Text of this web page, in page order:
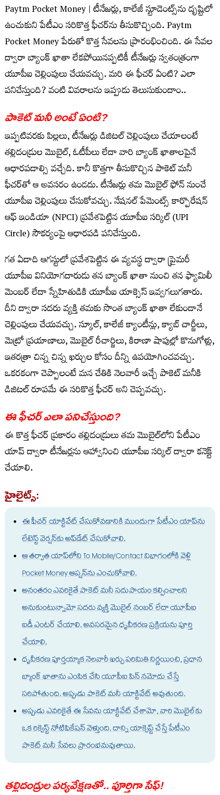
Paytm Pocket Money | టీనేజర్లు, కాలేజీ స్టూడెంట్స్‌ను దృష్టిలో
ఉంచుకుని పేటీఎం సరికొత్త ఫీచర్‌ను తీసుకొచ్చింది.Paytm
Pocket Moneyపేరుతో కొత్త సేవలను ప్రారంభించింది. ఈ సేవల
ద్వారా బ్యాంక్ ఖాతా లేకపోయినప్పటికీ టీనేజర్లు స్వతంత్రంగా
యూపీఐ చెల్లింపులు చేయవచ్చు. మరి ఈ ఫీచర్ ఏంటి? ఎలా
పనిచేస్తుంది? వంటి వివరాలను ఇప్పుడు తెలుసుకుందాం..
పాకెట్ మనీ అంటే ఏంటి?
ఇప్పటివరకు పిల్లలు, టీనేజర్లు డిజిటల్ చెల్లింపులు చేయాలంటే
తల్లిదండ్రుల మొబైల్, ఓటీపీలు లేదా వారి బ్యాంక్ ఖాతాలపైనే
ఆధారపడాల్సి వచ్చేది. కానీ కొత్తగా తీసుకొచ్చిన పాకెట్ మనీ
ఫీచర్‌తో ఆ అవసరం ఉండదు. టీనేజర్లు తమ మొబైల్‌ ఫోన్ నుంచే
యూపీఐ చెల్లింపులు చేసుకోవచ్చు. నేషనల్ పేమెంట్స్ కార్పొరేషన్
ఆఫ్ ఇండియా (NPCI)ప్రవేశపెట్టిన యూపీఐ సర్కిల్ (UPI
Circle)సౌకర్యంపై ఆధారపడి పనిచేస్తుంది.
గత ఏడాది ఆగస్టులో ప్రవేశపెట్టిన ఈ వ్యవస్థ ద్వారా ప్రైమరీ
యూపీఐ వినియోగదారుడు తన బ్యాంక్ ఖాతా నుంచి తన ఫ్యామిలీ
మెంబర్ లేదా స్నేహితుడికి యూపీఐ యాక్సెస్ ఇవ్వగలుగతారు.
దీని ద్వారా సదరు వ్యక్తి తమకు సొంత బ్యాంక్ ఖాతా లేకుండానే
చెల్లింపులు చేయవచ్చు. స్కూల్, కాలేజీ క్యాంటీన్లు, క్యాబ్ చార్జీలు,
మెట్రో ప్రయాణాలు, మొబైల్ రీచార్జిలు, కిరాణా షాపుల్లో కొనుగోళ్లు,
ఇతరత్రా చిన్న చిన్న ఖర్చుల కోసం దీన్ని ఉపయోగించవచ్చు.
ఒకరకంగా చెప్పాలంటే మన చేతికి నెలవారీ ఇచ్చే పాకెట్ మనీకి
డిజిటల్ రూపమే ఈ సరికొత్త ఫీచర్ అని చెప్పవచ్చు.
ఈ ఫీచర్ ఎలా పనిచేస్తుంది?
ఈ కొత్త ఫీచర్ ప్రకారం తల్లిదండ్రులు తమ మొబైల్‌లోని పేటీఎం
యాప్ ద్వారా టీనేజర్లను ఆహ్వానించి యూపీఐ సర్కిల్ ద్వారా కనెక్ట్
చేయాలి.
హైలైట్స్:
ఈ ఫీచర్ యాక్టివేట్ చేసుకోవడానికి ముందుగా పేటీఎం యాప్‌ను
లేటెస్ట్ వెర్షన్‌కు అప్‌డేట్ చేసుకోవాలి.
ఆ తర్వాత యాప్‌లోనిTo Mobile/Contactవిభాగంలోకి వెళ్లి
Pocket Moneyఆప్షన్‌ను ఎంచుకోవాలి.
అనంతరం ఎవరికైతే పాకెట్ మనీ సదుపాయం కల్పించాలని
అనుకుంటున్నామో సదరు వ్యక్తి మొబైల్ నంబర్ లేదా యూపీఐ
ఐడీ ఎంటర్ చేయాలి. అవసరమైన ధృవీకరణ ప్రక్రియను పూర్తి
చేయాలి.
ధృవీకరణ పూర్తయ్యాక నెలవారీ ఖర్చు పరిమితి నిర్ణయించి, ప్రధాన
బ్యాంక్ ఖాతాను ఎంపిక చేసి యూపీఐ పిన్ నమోదు చేస్తే
సరిపోతుంది. అప్పుడు పాకెట్ మనీ యాక్టివేట్ అవుతుంది.
అప్పుడు ఎవరికైతే ఈ సేవను యాక్టివేట్ చేశామో, వారి మొబైల్‌కు
ఒక రిక్వెస్ట్ నోటిఫికేషన్ వెళ్తుంది. దాన్ని యాక్సెప్ట్ చేస్తే పేటీఎం
పాకెట్ మనీ సేవలు ప్రారంభమవుతాయి.
తల్లిదండ్రుల పర్యవేక్షణతో.. పూర్తిగా సేఫ్!